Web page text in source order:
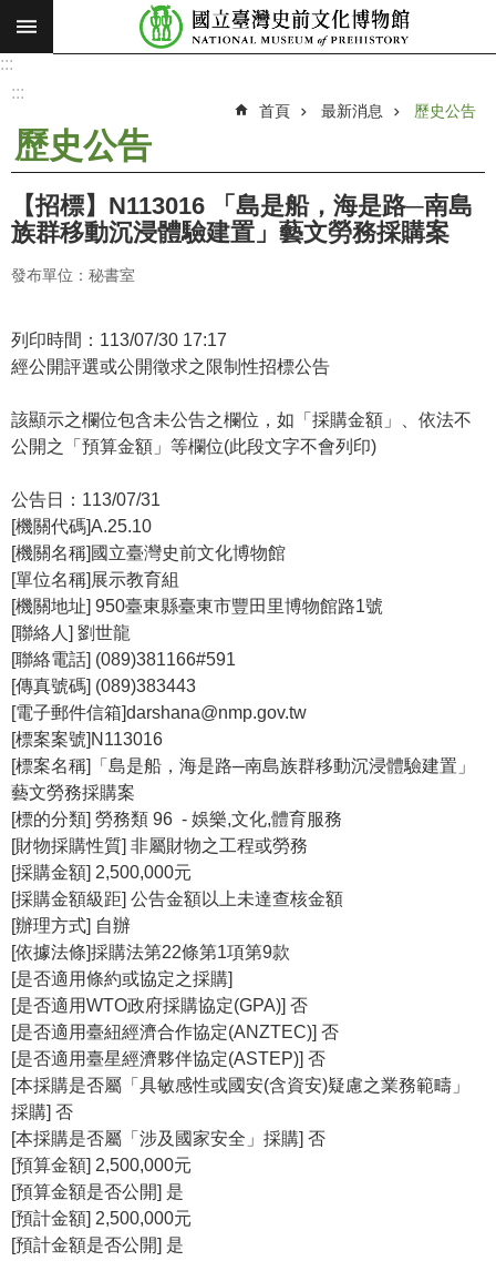
跳到主要內容區塊
搜
願
景
使
命
最
消
息
參
觀
覽
學
習
探
索
認
識
我
們
便
民
服
務
性
別
平
等
專
區
友
善
措
施
服
務
:::
:::
首頁 最新消息 歷史公告
歷史公告
【招標】N113016 「島是船，海是路─南島
族群移動沉浸體驗建置」藝文勞務採購案
發布單位：秘書室
列印時間：113/07/30 17:17
經公開評選或公開徵求之限制性招標公告
該顯示之欄位包含未公告之欄位，如「採購金額」、依法不
公開之「預算金額」等欄位(此段文字不會列印)
公告日：113/07/31
[機關代碼]A.25.10
[機關名稱]國立臺灣史前文化博物館
[單位名稱]展示教育組
[機關地址] 950臺東縣臺東市豐田里博物館路1號
[聯絡人] 劉世龍
[聯絡電話] (089)381166#591
[傳真號碼] (089)383443
[電子郵件信箱]darshana@nmp.gov.tw
[標案案號]N113016
[標案名稱]「島是船，海是路─南島族群移動沉浸體驗建置」
藝文勞務採購案
[標的分類] 勞務類 96 - 娛樂,文化,體育服務
[財物採購性質] 非屬財物之工程或勞務
[採購金額] 2,500,000元
[採購金額級距] 公告金額以上未達查核金額
[辦理方式] 自辦
[依據法條]採購法第22條第1項第9款
[是否適用條約或協定之採購]
[是否適用WTO政府採購協定(GPA)] 否
[是否適用臺紐經濟合作協定(ANZTEC)] 否
[是否適用臺星經濟夥伴協定(ASTEP)] 否
[本採購是否屬「具敏感性或國安(含資安)疑慮之業務範疇」
採購] 否
[本採購是否屬「涉及國家安全」採購] 否
[預算金額] 2,500,000元
[預算金額是否公開] 是
[預計金額] 2,500,000元
[預計金額是否公開] 是